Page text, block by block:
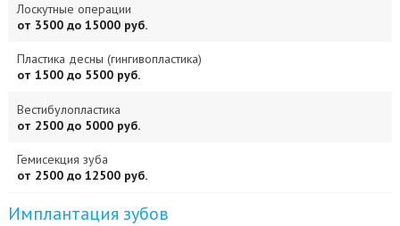
Лоскутные операции
от 3500 до 15000 руб.
Пластика десны (гингивопластика)
от 1500 до 5500 руб.
Вестибулопластика
от 2500 до 5000 руб.
Гемисекция зуба
от 2500 до 12500 руб.
Имплантация зубов